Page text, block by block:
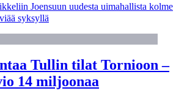
Joensuun uudesta uimahallista kolme
syksyllä
Tullin tilat Tornioon –
14 miljoonaa